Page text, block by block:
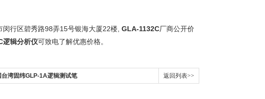
行区碧秀路98弄15号银海大厦22楼, GLA-1132C厂商公开价
逻辑分析仪可致电了解优惠价格。
台湾固纬GLP-1A逻辑测试笔 返回列表>>